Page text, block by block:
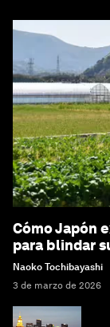
Cómo Japón
para blindar
Naoko Tochibayashi
3 de marzo de 2026